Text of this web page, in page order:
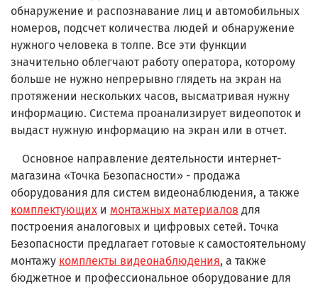
обнаружение и распознавание лиц и автомобильных
номеров, подсчет количества людей и обнаружение
нужного человека в толпе. Все эти функции
значительно облегчают работу оператора, которому
больше не нужно непрерывно глядеть на экран на
протяжении нескольких часов, высматривая нужну
информацию. Система проанализирует видеопоток и
выдаст нужную информацию на экран или в отчет.
Основное направление деятельности интернет-
магазина «Точка Безопасности» - продажа
оборудования для систем видеонаблюдения, а также
комплектующих и монтажных материалов для
построения аналоговых и цифровых сетей. Точка
Безопасности предлагает готовые к самостоятельному
монтажу комплекты видеонаблюдения, а также
бюджетное и профессиональное оборудование для